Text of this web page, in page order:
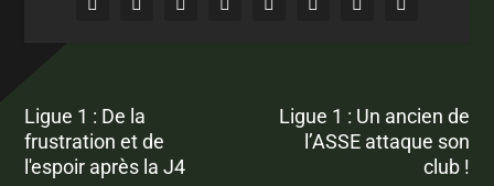
Ligue 1 : De la
frustration et de
l'espoir après la J4
Ligue 1 : Un ancien de
l’ASSE attaque son
club !